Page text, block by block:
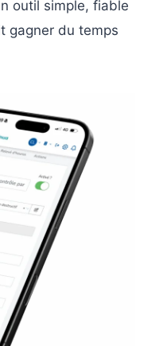
outil simple, fiable
gagner du temps